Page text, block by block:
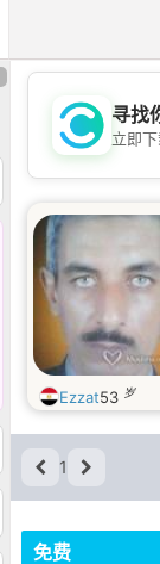
寻找
立即下
Ezzat53 岁
1
免费